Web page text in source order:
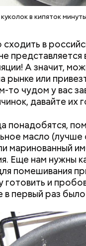
в кипяток
в
А значит,
рынке или
то чудом у вас
давайте их
понадобятся,
масло (лучше
маринованный
Еще нам нужны
помешивания
готовить и
в первый раз
жизнь он
сырой салатный
кожицы и
выложить в
кусочками
Дебошир и
силовиков: кто
Гилман,
освободить США